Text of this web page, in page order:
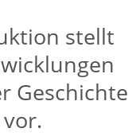
stellt
Geschichte